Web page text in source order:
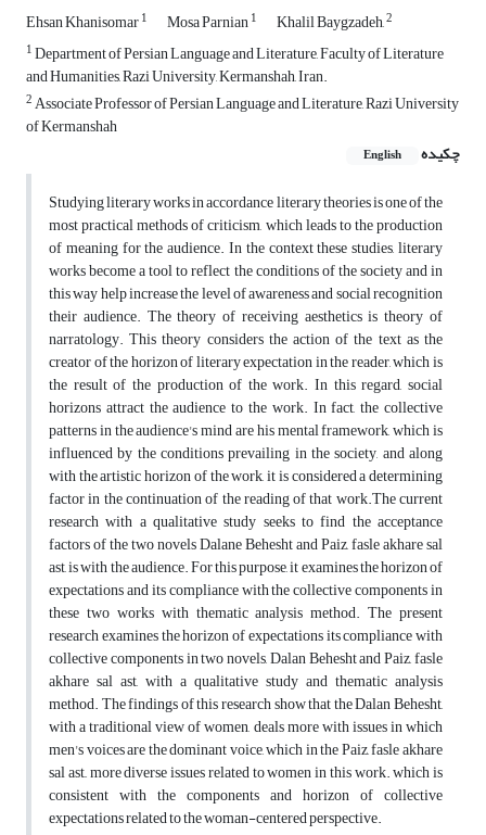
Ehsan Khanisomar1 Mosa Parnian1 Khalil Baygzadeh,2
1Department of Persian Language and Literature, Faculty of Literature
and Humanities, Razi University, Kermanshah, Iran.
2Associate Professor of Persian Language and Literature, Razi University
of Kermanshah
چکیده
English
Studying literary works in accordance literary theories is one of the
most practical methods of criticism, which leads to the production
of meaning for the audience. In the context these studies, literary
works become a tool to reflect the conditions of the society and in
this way help increase the level of awareness and social recognition
their audience. The theory of receiving aesthetics is theory of
narratology. This theory considers the action of the text as the
creator of the horizon of literary expectation in the reader, which is
the result of the production of the work. In this regard, social
horizons attract the audience to the work. In fact, the collective
patterns in the audience's mind are his mental framework, which is
influenced by the conditions prevailing in the society, and along
with the artistic horizon of the work, it is considered a determining
factor in the continuation of the reading of that work.The current
research with a qualitative study seeks to find the acceptance
factors of the two novels Dalane Behesht and Paiz, fasle akhare sal
ast, is with the audience. For this purpose, it examines the horizon of
expectations and its compliance with the collective components in
these two works with thematic analysis method. The present
research examines the horizon of expectations its compliance with
collective components in two novels, Dalan Behesht and Paiz, fasle
akhare sal ast, with a qualitative study and thematic analysis
method. The findings of this research show that the Dalan Behesht,
with a traditional view of women, deals more with issues in which
men's voices are the dominant voice, which in the Paiz, fasle akhare
sal ast,, more diverse issues related to women in this work. which is
consistent with the components and horizon of collective
expectations related to the woman-centered perspective.